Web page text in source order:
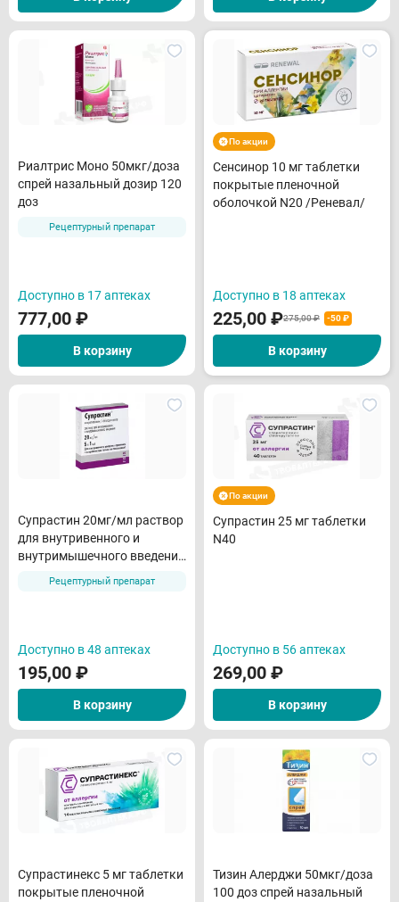
Риалтрис Моно 50мкг/доза
спрей назальный дозир 120
доз
Рецептурный препарат
Доступно в 17 аптеках
777,00 ₽
В корзину
По акции
Сенсинор 10 мг таблетки
покрытые пленочной
оболочкой N20 /Реневал/
Доступно в 18 аптеках
275,00 ₽
225,00 ₽ -50 ₽
В корзину
Супрастин 20мг/мл раствор
для внутривенного и
внутримышечного введения
Рецептурный препарат
Доступно в 48 аптеках
195,00 ₽
В корзину
По акции
Супрастин 25 мг таблетки
N40
Доступно в 56 аптеках
269,00 ₽
В корзину
Супрастинекс 5 мг таблетки
покрытые пленочной
Тизин Алерджи 50мкг/доза
100 доз спрей назальный